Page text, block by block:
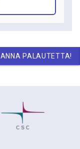
ANNA PALAUTETTA!